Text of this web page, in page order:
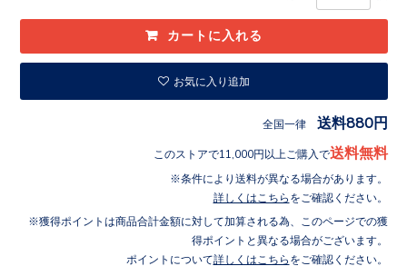
お気に入り追加
全国一律 送料880円
このストアで11,000円以上ご購入で送料無料
条件により送料が異なる場合があります。
詳しくはこちら をご確認ください。
獲得ポイントは商品合計金額に対して加算される為、このページでの獲
得ポイントと異なる場合がございます。
ポイントについて詳しくはこちら をご確認ください。